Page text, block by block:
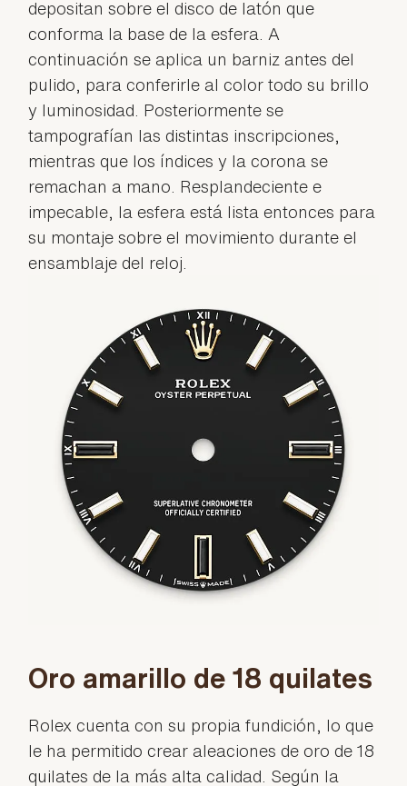
depositan sobre el disco de latón que
conforma la base de la esfera. A
continuación se aplica un barniz antes del
pulido, para conferirle al color todo su brillo
y luminosidad. Posteriormente se
tampografían las distintas inscripciones,
mientras que los índices y la corona se
remachan a mano. Resplandeciente e
impecable, la esfera está lista entonces para
su montaje sobre el movimiento durante el
ensamblaje del reloj.
Oro amarillo de 18 quilates
Rolex cuenta con su propia fundición, lo que
le ha permitido crear aleaciones de oro de 18
quilates de la más alta calidad. Según la